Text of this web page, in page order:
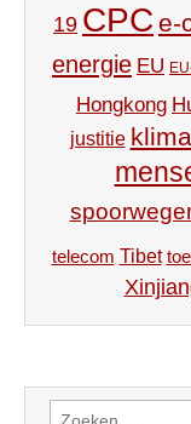
19 CPC e-
energie EU
Hongkong
justitie
telecom Tibet
Zoeken